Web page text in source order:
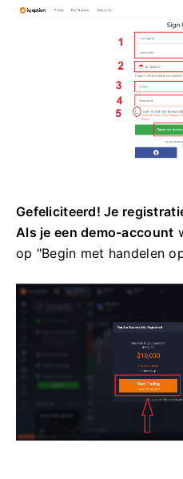
Gefeliciteerd! Je
Als je een demo-account
op "Begin met handelen